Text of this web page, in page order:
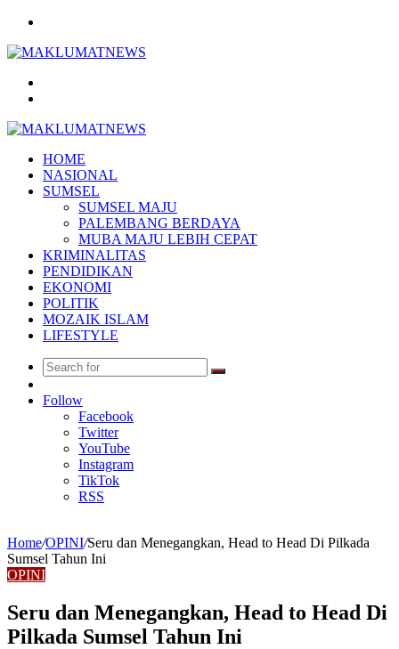
HOME
NASIONAL
SUMSEL
SUMSEL MAJU
PALEMBANG BERDAYA
MUBA MAJU LEBIH CEPAT
KRIMINALITAS
PENDIDIKAN
EKONOMI
POLITIK
MOZAIK ISLAM
LIFESTYLE
Search
Article
Follow
Facebook
Twitter
YouTube
Instagram
TikTok
RSS
Home/OPINI/Seru dan Menegangkan, Head to Head Di Pilkada
Sumsel Tahun Ini
OPINI
Seru dan Menegangkan, Head to Head Di
Pilkada Sumsel Tahun Ini